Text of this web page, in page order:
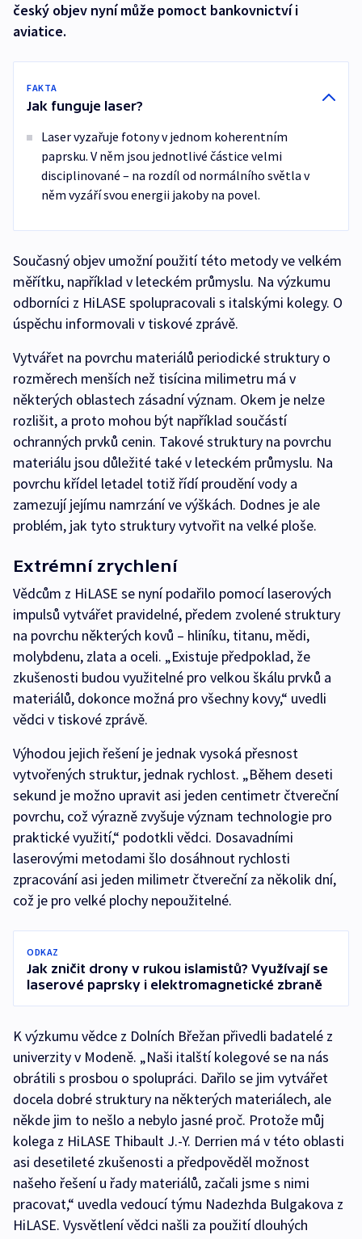
český objev nyní může pomoct bankovnictví i
aviatice.
FAKTA
Jak funguje laser?
Laser vyzařuje fotony v jednom koherentním
paprsku. V něm jsou jednotlivé částice velmi
disciplinované – na rozdíl od normálního světla v
něm vyzáří svou energii jakoby na povel.
Současný objev umožní použití této metody ve velkém
měřítku, například v leteckém průmyslu. Na výzkumu
odborníci z HiLASE spolupracovali s italskými kolegy. O
úspěchu informovali v tiskové zprávě.
Vytvářet na povrchu materiálů periodické struktury o
rozměrech menších než tisícina milimetru má v
některých oblastech zásadní význam. Okem je nelze
rozlišit, a proto mohou být například součástí
ochranných prvků cenin. Takové struktury na povrchu
materiálu jsou důležité také v leteckém průmyslu. Na
povrchu křídel letadel totiž řídí proudění vody a
zamezují jejímu namrzání ve výškách. Dodnes je ale
problém, jak tyto struktury vytvořit na velké ploše.
Extrémní zrychlení
Vědcům z HiLASE se nyní podařilo pomocí laserových
impulsů vytvářet pravidelné, předem zvolené struktury
na povrchu některých kovů – hliníku, titanu, mědi,
molybdenu, zlata a oceli. „Existuje předpoklad, že
zkušenosti budou využitelné pro velkou škálu prvků a
materiálů, dokonce možná pro všechny kovy,“ uvedli
vědci v tiskové zprávě.
Výhodou jejich řešení je jednak vysoká přesnost
vytvořených struktur, jednak rychlost. „Během deseti
sekund je možno upravit asi jeden centimetr čtvereční
povrchu, což výrazně zvyšuje význam technologie pro
praktické využití,“ podotkli vědci. Dosavadními
laserovými metodami šlo dosáhnout rychlosti
zpracování asi jeden milimetr čtvereční za několik dní,
což je pro velké plochy nepoužitelné.
ODKAZ
Jak zničit drony v rukou islamistů? Využívají se
laserové paprsky i elektromagnetické zbraně
K výzkumu vědce z Dolních Břežan přivedli badatelé z
univerzity v Modeně. „Naši italští kolegové se na nás
obrátili s prosbou o spolupráci. Dařilo se jim vytvářet
docela dobré struktury na některých materiálech, ale
někde jim to nešlo a nebylo jasné proč. Protože můj
kolega z HiLASE Thibault J.-Y. Derrien má v této oblasti
asi desetileté zkušenosti a předpověděl možnost
našeho řešení u řady materiálů, začali jsme s nimi
pracovat,“ uvedla vedoucí týmu Nadezhda Bulgakova z
HiLASE. Vysvětlení vědci našli za použití dlouhých